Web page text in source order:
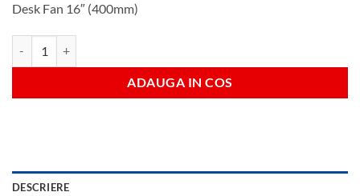
Desk Fan 16″ (400mm)
ADAUGA IN COS
DESCRIERE